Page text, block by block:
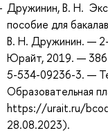
Дружинин, В. Н.
пособие для
В. Н. Дружинин. —
Юрайт, 2019. — 386
5-534-09236-3. —
Образовательная
https://urait.ru/
28.08.2023).